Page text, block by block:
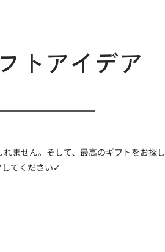
トアイデア
ません。そして、最高のギフトをお探
してください✓